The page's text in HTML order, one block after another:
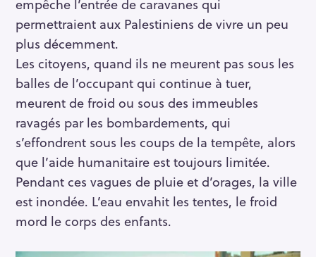
empêche l’entrée de caravanes qui
permettraient aux Palestiniens de vivre un peu
plus décemment.
Les citoyens, quand ils ne meurent pas sous les
balles de l’occupant qui continue à tuer,
meurent de froid ou sous des immeubles
ravagés par les bombardements, qui
s’effondrent sous les coups de la tempête, alors
que l’aide humanitaire est toujours limitée.
Pendant ces vagues de pluie et d’orages, la ville
est inondée. L’eau envahit les tentes, le froid
mord le corps des enfants.